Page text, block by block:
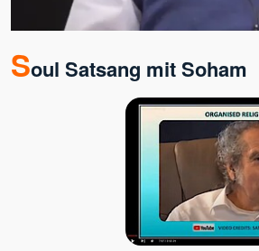
Florian Tathagata u. Julia
Schlosser
Friederike Hemsath
Gerhard Leon Laub
Soul Satsang mit Soham